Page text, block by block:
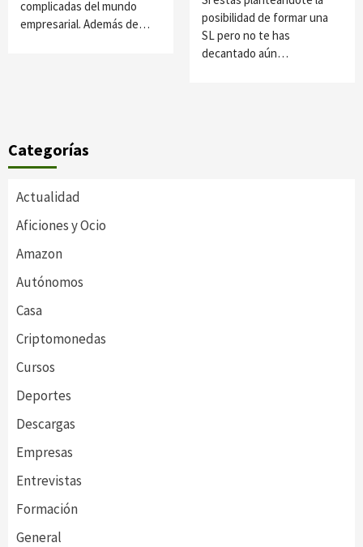
complicadas del mundo
empresarial. Además de…
posibilidad de formar una
SL pero no te has
decantado aún…
Categorías
Actualidad
Aficiones y Ocio
Amazon
Autónomos
Casa
Criptomonedas
Cursos
Deportes
Descargas
Empresas
Entrevistas
Formación
General